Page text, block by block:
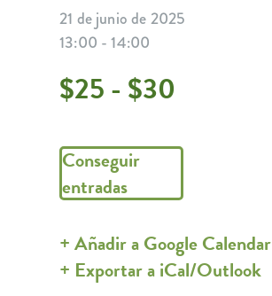
21 de junio de 2025
13:00 - 14:00
$25 - $30
Conseguir
entradas
+ Añadir a Google Calendar
+ Exportar a iCal/Outlook